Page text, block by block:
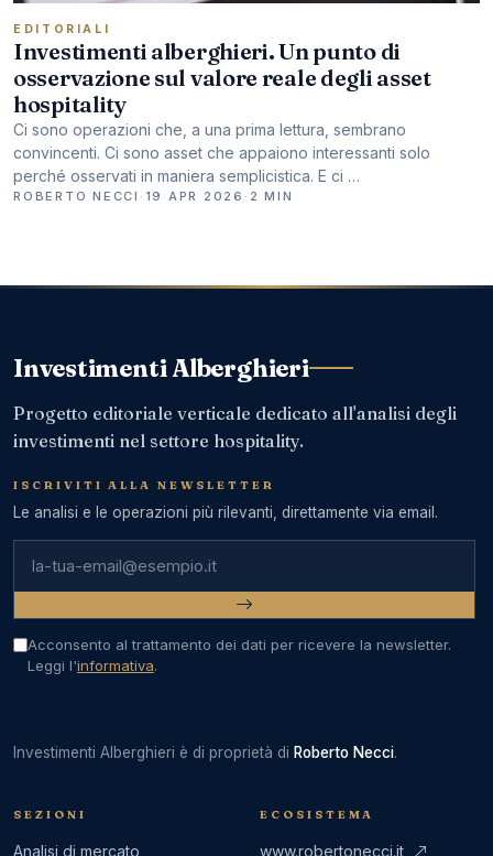
EDITORIALI
Investimenti alberghieri. Un punto di
osservazione sul valore reale degli asset
hospitality
Ci sono operazioni che, a una prima lettura, sembrano
convincenti. Ci sono asset che appaiono interessanti solo
perché osservati in maniera semplicistica. E ci …
ROBERTO NECCI · 19 APR 2026 · 2 MIN
Investimenti Alberghieri
Progetto editoriale verticale dedicato all'analisi degli
investimenti nel settore hospitality.
ISCRIVITI ALLA NEWSLETTER
Le analisi e le operazioni più rilevanti, direttamente via email.
Acconsento al trattamento dei dati per ricevere la newsletter.
Leggi l'informativa.
Investimenti Alberghieri è di proprietà di Roberto Necci.
SEZIONI
Analisi di mercato
ECOSISTEMA
www.robertonecci.it